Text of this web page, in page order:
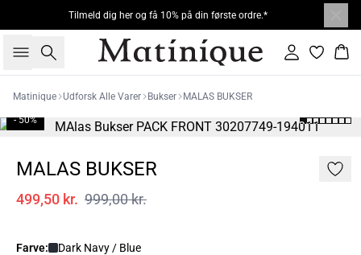
Tilmeld dig her og få 10% på din første ordre.*
Søg Log ind
Matinique Udforsk Alle Varer Bukser MALAS BUKSER
- 50%
MALAS BUKSER
499,50 kr. 999,00 kr.
Farve: Dark Navy / Blue